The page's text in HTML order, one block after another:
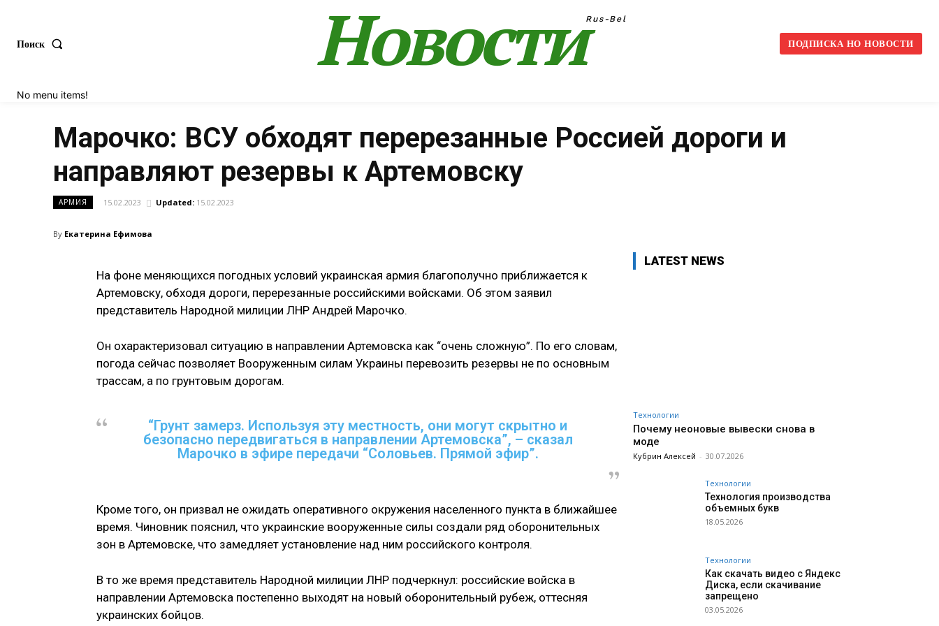
Поиск НовостиRus-Bel
ПОДПИСКА НО НОВОСТИ
No menu items!
Марочко: ВСУ обходят перерезанные Россией дороги и
направляют резервы к Артемовску
АРМИЯ 15.02.2023 Updated: 15.02.2023
By Екатерина Ефимова
На фоне меняющихся погодных условий украинская армия благополучно приближается к
Артемовску, обходя дороги, перерезанные российскими войсками. Об этом заявил
представитель Народной милиции ЛНР Андрей Марочко.
Он охарактеризовал ситуацию в направлении Артемовска как “очень сложную”. По его словам,
погода сейчас позволяет Вооруженным силам Украины перевозить резервы не по основным
трассам, а по грунтовым дорогам.
“Грунт замерз. Используя эту местность, они могут скрытно и
безопасно передвигаться в направлении Артемовска”, – сказал
Марочко в эфире передачи “Соловьев. Прямой эфир”.
Кроме того, он призвал не ожидать оперативного окружения населенного пункта в ближайшее
время. Чиновник пояснил, что украинские вооруженные силы создали ряд оборонительных
зон в Артемовске, что замедляет установление над ним российского контроля.
В то же время представитель Народной милиции ЛНР подчеркнул: российские войска в
направлении Артемовска постепенно выходят на новый оборонительный рубеж, оттесняя
украинских бойцов.
LATEST NEWS
Технологии
Почему неоновые вывески снова в
моде
Кубрин Алексей - 30.07.2026
Технологии
Технология производства
объемных букв
18.05.2026
Технологии
Как скачать видео с Яндекс
Диска, если скачивание
запрещено
03.05.2026